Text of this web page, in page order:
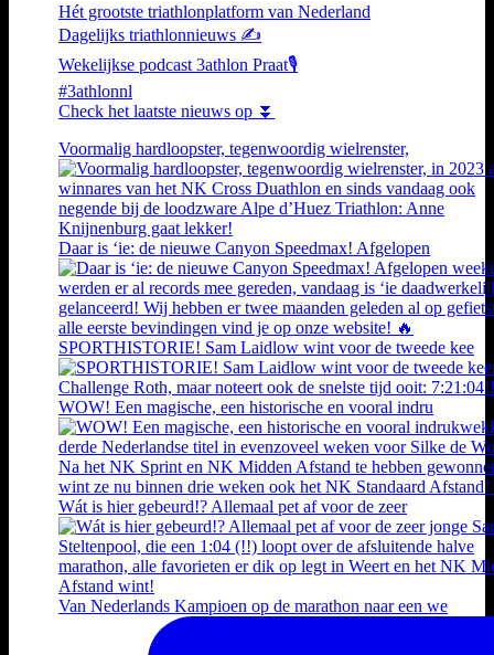
Hét grootste triathlonplatform van Nederland
Dagelijks triathlonnieuws ✍️
Wekelijkse podcast 3athlon Praat🎙️
#3athlonnl
Check het laatste nieuws op ⏬
Voormalig hardloopster, tegenwoordig wielrenster,
Daar is ‘ie: de nieuwe Canyon Speedmax! Afgelopen
SPORTHISTORIE! Sam Laidlow wint voor de tweede kee
WOW! Een magische, een historische en vooral indru
Wát is hier gebeurd!? Allemaal pet af voor de zeer
Van Nederlands Kampioen op de marathon naar een we